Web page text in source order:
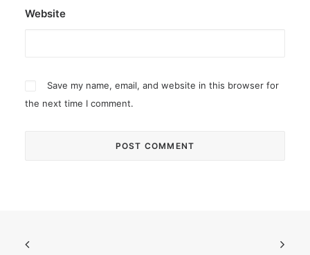
Website
Save my name, email, and website in this browser for
the next time I comment.